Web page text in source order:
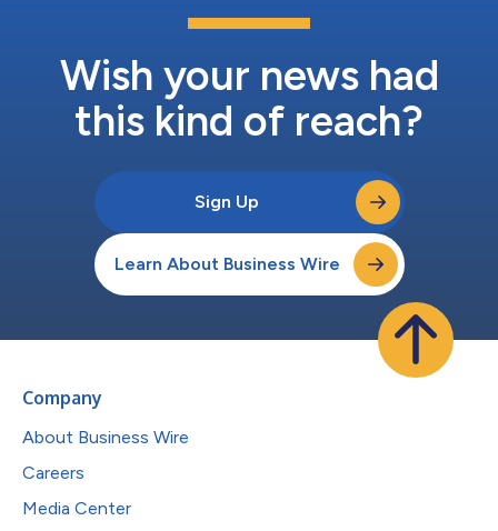
根大通企業中心執行長Deepak Mangla表示：「摩根大通競跑活動
是公司印度分部的旗艦員工活動。它不僅是慶祝員工情誼的年度盛
確保公司能夠實施支持兒童教育和福利的慈善措施。」 今年活動...
Wish your news had
this kind of reach?
Sign Up
Learn About Business Wire
Company
About Business Wire
Careers
Media Center